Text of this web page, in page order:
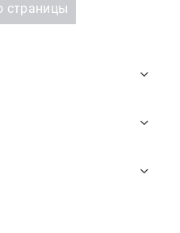
страницы